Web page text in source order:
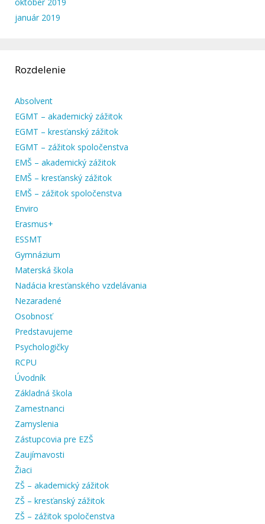
január 2019
Rozdelenie
Absolvent
EGMT – akademický zážitok
EGMT – kresťanský zážitok
EGMT – zážitok spoločenstva
EMŠ – akademický zážitok
EMŠ – kresťanský zážitok
EMŠ – zážitok spoločenstva
Enviro
Erasmus+
ESSMT
Gymnázium
Materská škola
Nadácia kresťanského vzdelávania
Nezaradené
Osobnosť
Predstavujeme
Psychologičky
RCPU
Úvodník
Základná škola
Zamestnanci
Zamyslenia
Zástupcovia pre EZŠ
Zaujímavosti
Žiaci
ZŠ – akademický zážitok
ZŠ – kresťanský zážitok
ZŠ – zážitok spoločenstva